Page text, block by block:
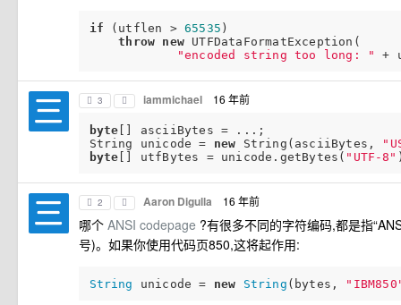
if (utflen > 65535 )
throw new UTFDataFormatException(
"encoded string too long: "
+
3 iammichael 16 年前
byte [] asciiBytes = ...;
String unicode = new String(asciiBytes,
byte [] utfBytes = unicode.getBytes( "UTF-8"
2 Aaron Digulla 16 年前
哪个 ANSI codepage ?有很多不同的字符编码,都是指
号)。如果你使用代码页850,这将起作用:
String unicode = new String (bytes,